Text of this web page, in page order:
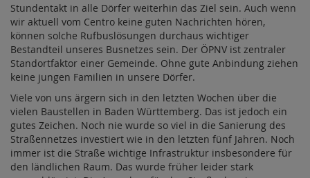
Stundentakt in alle Dörfer weiterhin das Ziel sein. Auch wenn
wir aktuell vom Centro keine guten Nachrichten hören,
können solche Rufbuslösungen durchaus wichtiger
Bestandteil unseres Busnetzes sein. Der ÖPNV ist zentraler
Standortfaktor einer Gemeinde. Ohne gute Anbindung ziehen
keine jungen Familien in unsere Dörfer.
Viele von uns ärgern sich in den letzten Wochen über die
vielen Baustellen in Baden Württemberg. Das ist jedoch ein
gutes Zeichen. Noch nie wurde so viel in die Sanierung des
Straßennetzes investiert wie in den letzten fünf Jahren. Noch
immer ist die Straße wichtige Infrastruktur insbesondere für
den ländlichen Raum. Das wurde früher leider stark